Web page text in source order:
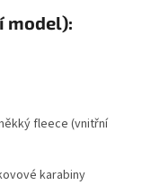
model):
fleece (vnitřní
karabiny